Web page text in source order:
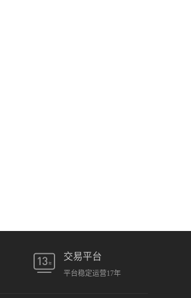
交易平台
平台稳定运营17年